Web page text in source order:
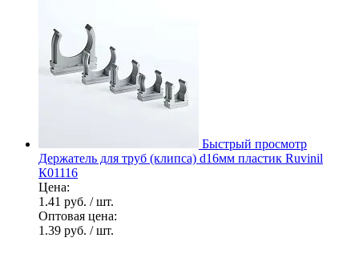
Быстрый просмотр
Держатель для труб (клипса) d16мм пластик Ruvinil
К01116
Цена:
1.41 руб. / шт.
Оптовая цена:
1.39 руб. / шт.